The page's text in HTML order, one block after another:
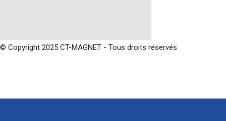
© Copyright 2025 CT-MAGNET - Tous droits réservés